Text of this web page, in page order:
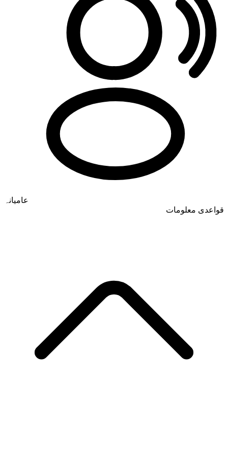
عامیانہ
قواعدی معلومات